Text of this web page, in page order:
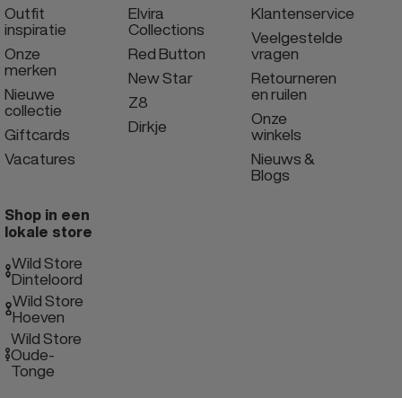
Outfit
inspiratie
Onze
merken
Nieuwe
collectie
Giftcards
Vacatures
Elvira
Collections
Red Button
New Star
Z8
Dirkje
Klantenservice
Veelgestelde
vragen
Retourneren
en ruilen
Onze
winkels
Nieuws &
Blogs
Shop in een
lokale store
Wild Store
Dinteloord
Wild Store
Hoeven
Wild Store
Oude-
Tonge